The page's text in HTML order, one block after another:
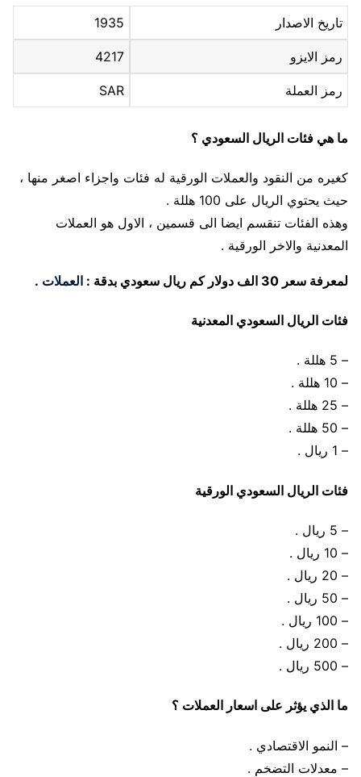
تاريخ الاصدار 1935
رمز الايزو 4217
رمز العملة SAR
ما هي فئات الريال السعودي ؟
كغيره من النقود والعملات الورقية له فئات واجزاء اصغر منها ،
حيث يحتوي الريال على 100 هللة .
وهذه الفئات تنقسم ايضا الى قسمين ، الاول هو العملات
المعدنية والاخر الورقية .
لمعرفة سعر 30 الف دولار كم ريال سعودي بدقة : العملات .
فئات الريال السعودي المعدنية
– 5 هللة .
– 10 هللة .
– 25 هللة .
– 50 هللة .
– 1 ريال .
فئات الريال السعودي الورقية
– 5 ريال .
– 10 ريال .
– 20 ريال .
– 50 ريال .
– 100 ريال .
– 200 ريال .
– 500 ريال .
ما الذي يؤثر على اسعار العملات ؟
– النمو الاقتصادي .
– معدلات التضخم .